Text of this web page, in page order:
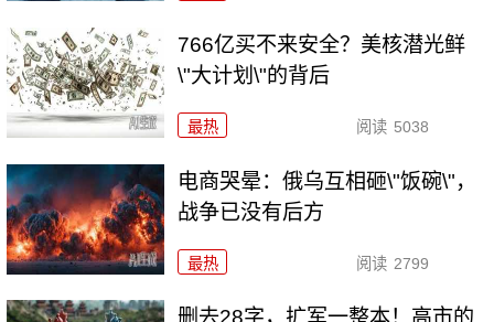
766亿买不来安全？美核潜光鲜
\"大计划\"的背后
最热 阅读 5038
电商哭晕：俄乌互相砸\"饭碗\"，
战争已没有后方
最热 阅读 2799